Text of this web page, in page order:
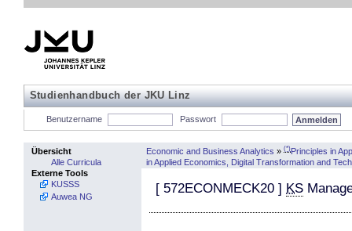
Studienhandbuch der JKU Linz
Benutzername Passwort
Übersicht
Alle Curricula
Externe Tools
KUSSS
Auwea NG
Economic and Business Analytics » (*)Principles in
in Applied Economics, Digital Transformation and
[ 572ECONMECK20 ] KS